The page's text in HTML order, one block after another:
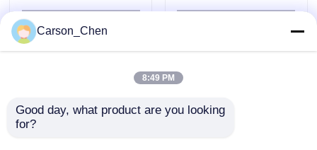
Fordern Sie ein Zitat
Hartmetalldüse
Kurzes ZY10X-
Carson_Chen
8:49 PM
Good day, what product are you looking
for?